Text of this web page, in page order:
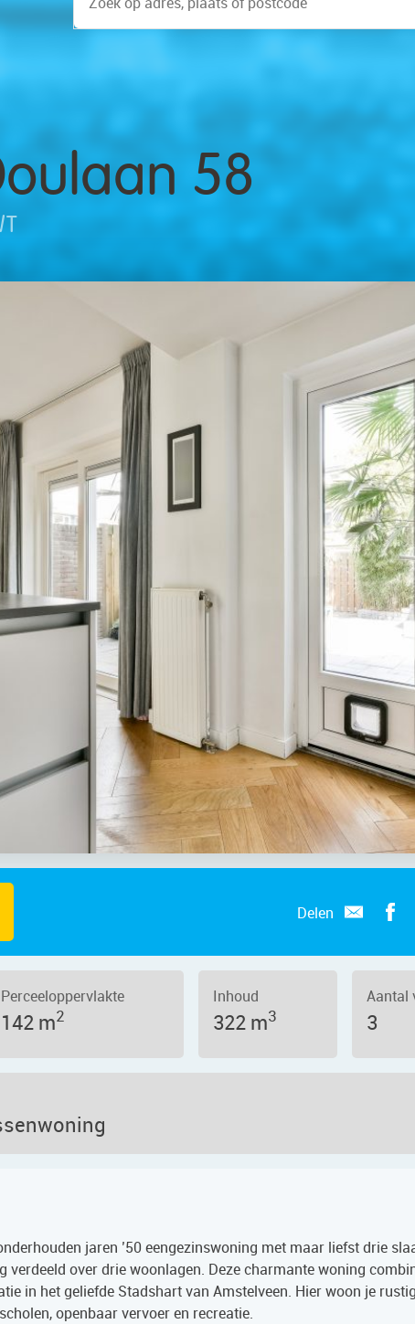
58
Te koop - Amstelveen – Gerard
Delen
Perceeloppervlakte
142 m2
Inhoud
322 m3
Aantal
3
jaren ’50 eengezinswoning met maar liefst drie
verdeeld over drie woonlagen. Deze charmante woning
in het geliefde Stadshart van Amstelveen. Hier woon je
openbaar vervoer en recreatie.